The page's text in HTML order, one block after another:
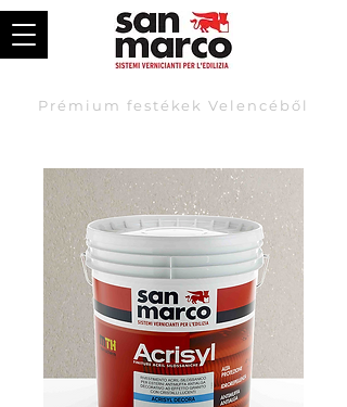
Prémium festékek Velencéből